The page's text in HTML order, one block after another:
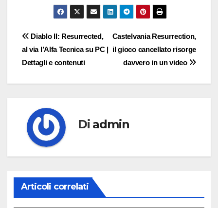
Navigazione
articoli
Castelvania Resurrection,
il gioco cancellato risorge
davvero in un video
Diablo II: Resurrected,
al via l’Alfa Tecnica su PC |
Dettagli e contenuti
Di admin
Articoli correlati